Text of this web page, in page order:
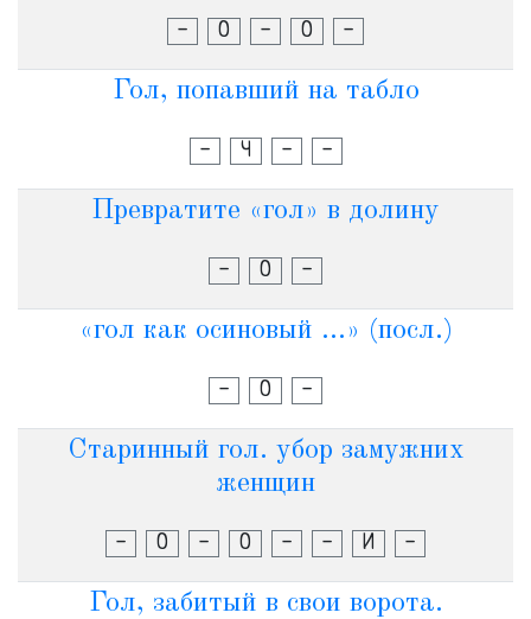
- О - О -
Гол, попавший на табло
- Ч - -
Превратите «гол» в долину
- О -
«гол как осиновый ...» (посл.)
- О -
Старинный гол. убор замужних
женщин
- О - О - - И -
Гол, забитый в свои ворота.